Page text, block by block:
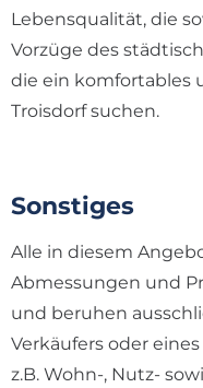
Lebensqualität, die
Vorzüge des
die ein komfortables
Troisdorf suchen.
Sonstiges
Alle in diesem
Abmessungen und
und beruhen
Verkäufers oder
z.B. Wohn-, Nutz-